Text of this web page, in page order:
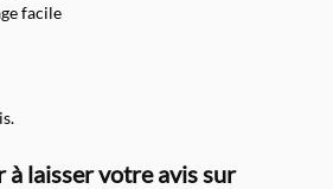
facile
à laisser votre avis sur